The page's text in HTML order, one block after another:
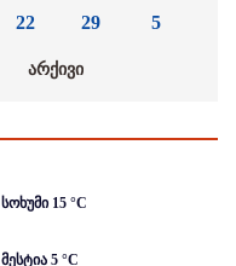
22 29 5
სოხუმი 15 °C
მესტია 5 °C